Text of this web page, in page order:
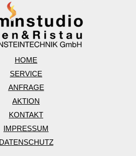
HOME
SERVICE
ANFRAGE
AKTION
KONTAKT
IMPRESSUM
DATENSCHUTZ